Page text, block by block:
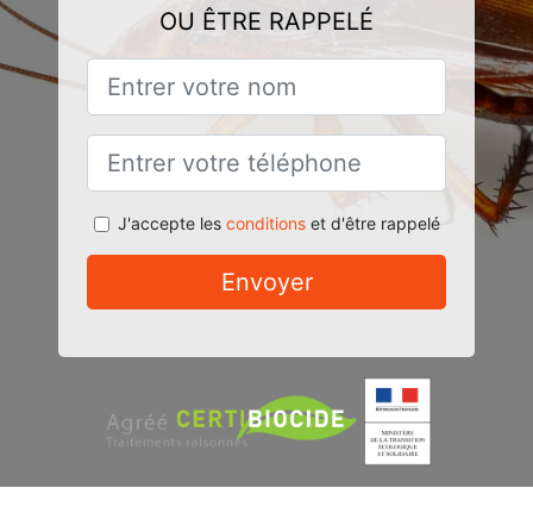
OU ÊTRE RAPPELÉ
J'accepte les conditionset d'être rappelé
Envoyer